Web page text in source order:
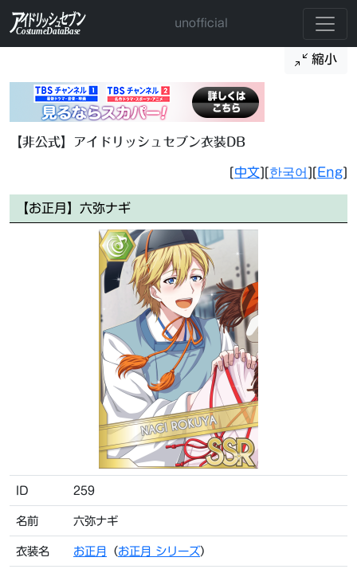
unofficial
縮小
【非公式】アイドリッシュセブン衣装DB
[中文][한국어 ][Eng]
【お正月】六弥ナギ
ID 259
名前 六弥ナギ
衣装名 お正月 （お正月 シリーズ）